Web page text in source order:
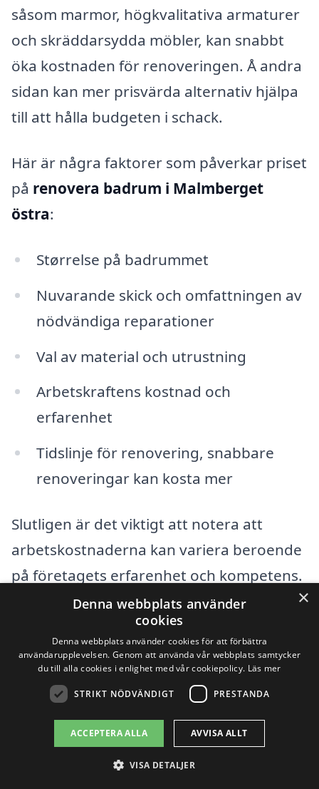
såsom marmor, högkvalitativa armaturer
och skräddarsydda möbler, kan snabbt
öka kostnaden för renoveringen. Å andra
sidan kan mer prisvärda alternativ hjälpa
till att hålla budgeten i schack.
Här är några faktorer som påverkar priset
på renovera badrum i Malmberget
östra:
Størrelse på badrummet
Nuvarande skick och omfattningen av
nödvändiga reparationer
Val av material och utrustning
Arbetskraftens kostnad och
erfarenhet
Tidslinje för renovering, snabbare
renoveringar kan kosta mer
Slutligen är det viktigt att notera att
arbetskostnaderna kan variera beroende
på företagets erfarenhet och kompetens.
Att anlita ett erfaret och pålitligt företag
renovera badrum i Malmberget
östrakan spara dig både tid och pengar i
det långa loppet. Genom att använda vår
plattform kan du enkelt begära offerter
från flera olika företag och jämföra priser
för att hitta det alternativ som passar just
×
Denna webbplats använder
cookies
Denna webbplats använder cookies för att förbättra
användarupplevelsen. Genom att använda vår webbplats samtycker
du till alla cookies i enlighet med vår cookiepolicy. Läs mer
STRIKT NÖDVÄNDIGT PRESTANDA
ACCEPTERA ALLA AVVISA ALLT
VISA DETALJER